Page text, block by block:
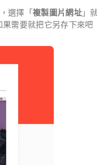
選擇「 複製圖片網址」
需要就把它另存下來吧